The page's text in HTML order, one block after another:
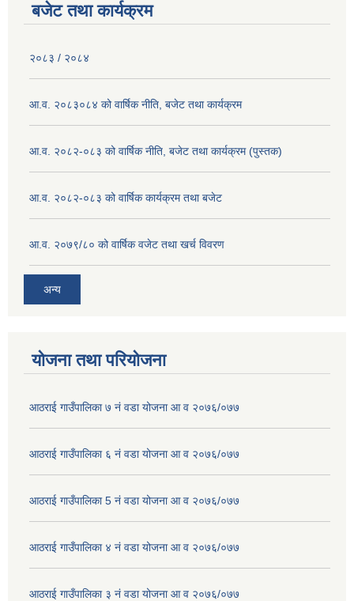
बजेट तथा कार्यक्रम
२०८३ / २०८४
आ.व. २०८३०८४ को वार्षिक नीति, बजेट तथा कार्यक्रम
आ.व. २०८२-०८३ को वार्षिक नीति, बजेट तथा कार्यक्रम (पुस्तक)
आ.व. २०८२-०८३ को वार्षिक कार्यक्रम तथा बजेट
आ.व. २०७९/८० को वार्षिक वजेट तथा खर्च विवरण
अन्य
योजना तथा परियोजना
आठराई गाउँपालिका ७ नं वडा योजना आ व २०७६/०७७
आठराई गाउँपालिका ६ नं वडा योजना आ व २०७६/०७७
आठराई गाउँपालिका 5 नं वडा योजना आ व २०७६/०७७
आठराई गाउँपालिका ४ नं वडा योजना आ व २०७६/०७७
आठराई गाउँपालिका ३ नं वडा योजना आ व २०७६/०७७